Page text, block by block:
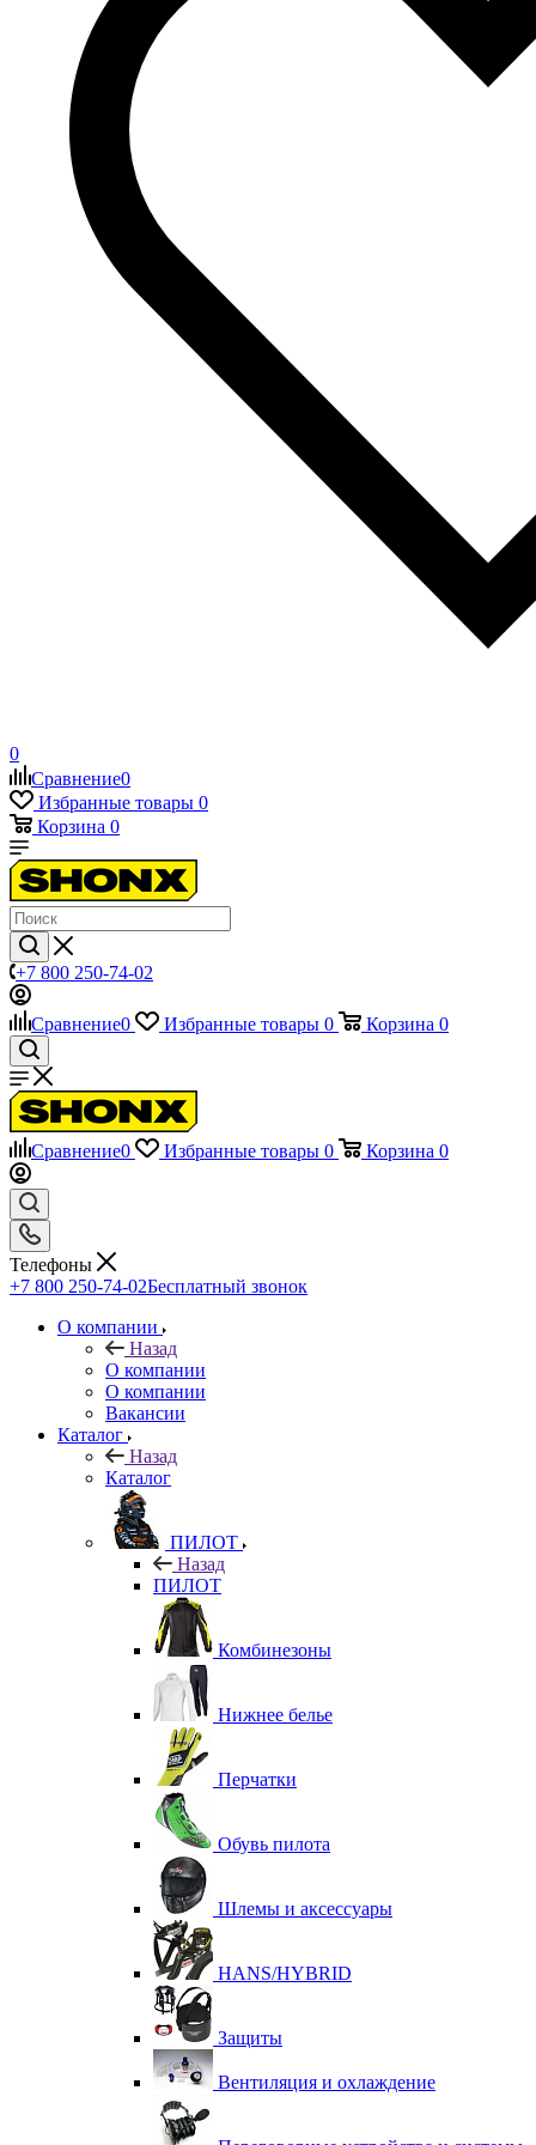
0
Сравнение0
Избранные товары 0
Корзина 0
+7 800 250-74-02
Сравнение0 Избранные товары 0 Корзина 0
Сравнение0 Избранные товары 0 Корзина 0
Телефоны
+7 800 250-74-02Бесплатный звонок
О компании
Назад
О компании
О компании
Вакансии
Каталог
Назад
Каталог
ПИЛОТ
Назад
ПИЛОТ
Комбинезоны
Нижнее белье
Перчатки
Обувь пилота
Шлемы и аксессуары
HANS/HYBRID
Защиты
Вентиляция и охлаждение